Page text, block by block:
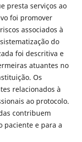
presta serviços ao
foi promover
associados à
do
foi descritiva e
atuantes no
Os
relacionados à
ao protocolo.
contribuem
paciente e para a